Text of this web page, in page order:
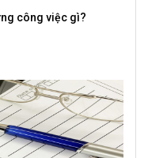
dụng lại là công cụ cần có